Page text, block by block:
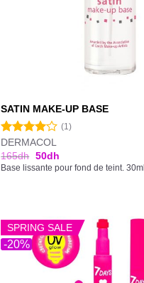
SATIN MAKE-UP BASE
Note
4.00sur
5
(1)
DERMACOL
165dh 50dh
Base lissante pour fond de teint. 30ml
-20%
SPRING SALE